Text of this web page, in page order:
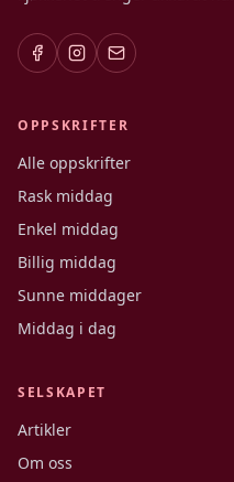
OPPSKRIFTER
Alle oppskrifter
Rask middag
Enkel middag
Billig middag
Sunne middager
Middag i dag
SELSKAPET
Artikler
Om oss